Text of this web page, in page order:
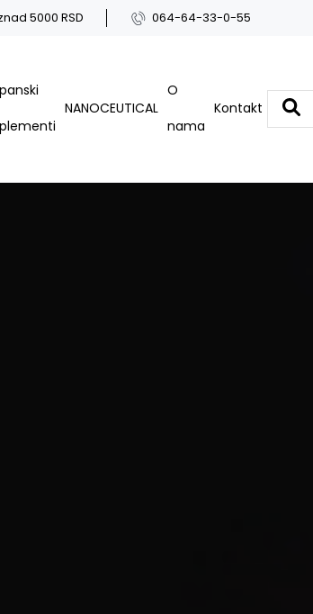
5000 RSD 064-64-33-0-55
NANOCEUTICAL
O
nama
Kontakt